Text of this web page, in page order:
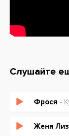
Слушайте
Фрося -
Женя